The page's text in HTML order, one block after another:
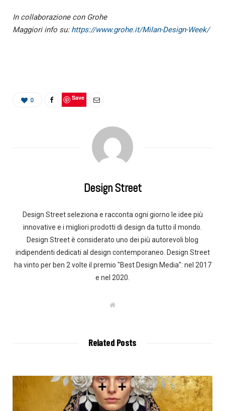
In collaborazione con Grohe
Maggiori info su: https://www.grohe.it/Milan-Design-Week/
0 Save
Design Street
Design Street seleziona e racconta ogni giorno le idee più
innovative e i migliori prodotti di design da tutto il mondo.
Design Street è considerato uno dei più autorevoli blog
indipendenti dedicati al design contemporaneo. Design Street
ha vinto per ben 2 volte il premio "Best Design Media": nel 2017
e nel 2020.
W
Related Posts